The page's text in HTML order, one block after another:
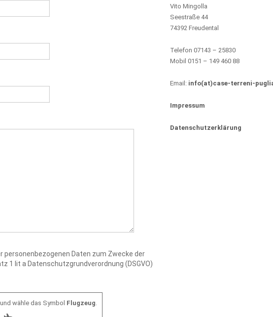
personenbezogenen Daten zum Zwecke der
1 lit a Datenschutzgrundverordnung (DSGVO)
wähle das Symbol Flugzeug.
Vito Mingolla
Seestraße 44
74392 Freudental
Telefon 07143 – 25830
Mobil 0151 – 149 460 88
Email: info(at)case-terreni-
Impressum
Datenschutzerklärung